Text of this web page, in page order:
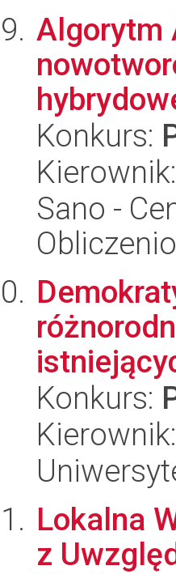
Algorytm
Konkurs:
Sano -
Konkurs:
Lokalna
z